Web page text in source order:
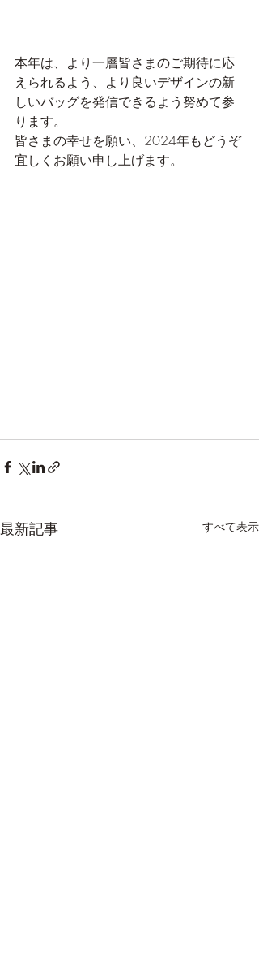
本年は、より一層皆さまのご期待に応
えられるよう、より良いデザインの新
しいバッグを発信できるよう努めて参
ります。
皆さまの幸せを願い、2024年もどうぞ
宜しくお願い申し上げます。
最新記事 すべて表示